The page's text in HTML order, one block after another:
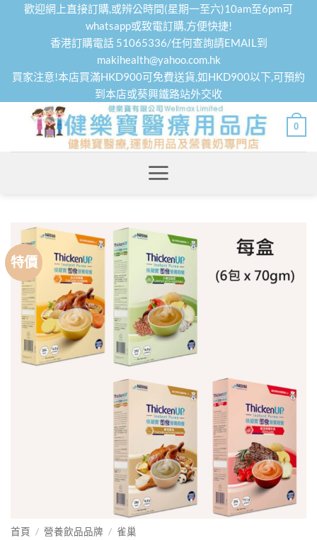
歡迎網上直接訂購,或辨公時間(星期一至六)10am至6pm可
whatsapp或致電訂購,方便快捷!
香港訂購電話 51065336/任何查詢請EMAIL到
makihealth@yahoo.com.hk
買家注意!本店買滿HKD900可免費送貨,如HKD900以下,可預約
到本店或葵興鐵路站外交收
0
特價
首頁 / 營養飲品品牌 / 雀巢